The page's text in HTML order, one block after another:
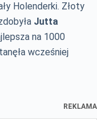
Holenderki. Złoty
Jutta
na 1000
wcześniej
REKLAMA